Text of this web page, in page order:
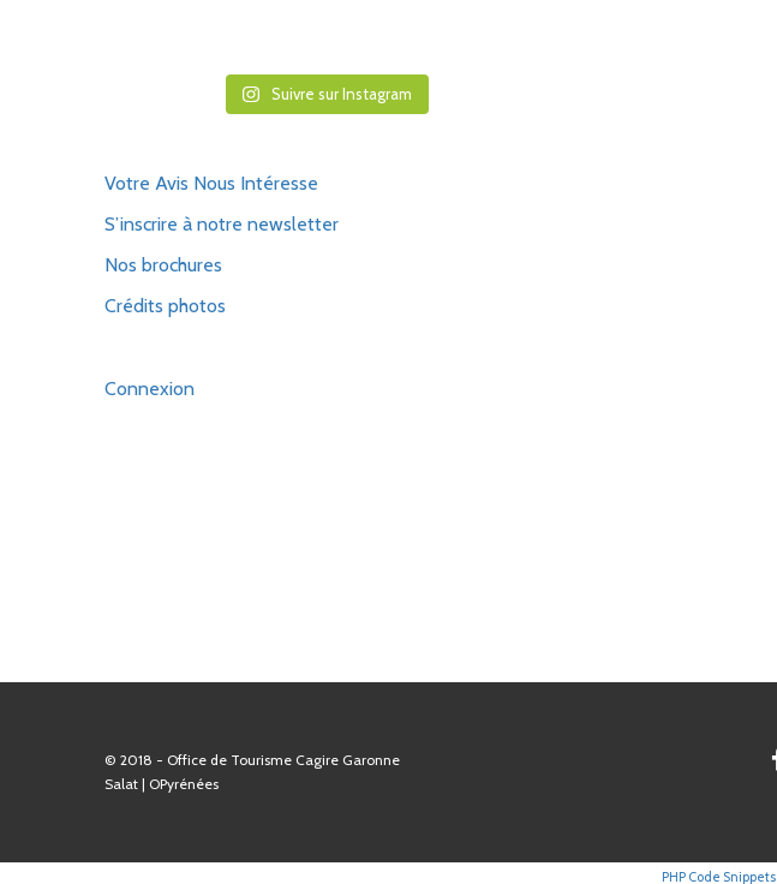
Suivre sur Instagram
Votre Avis Nous Intéresse
S’inscrire à notre newsletter
Nos brochures
Crédits photos
Connexion
© 2018 - Office de Tourisme Cagire Garonne
Salat | OPyrénées
PHP Code Snippets